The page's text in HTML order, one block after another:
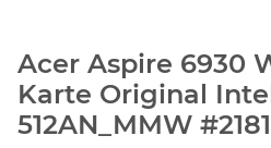
Acer Aspire 6930
Karte Original
512AN_MMW #2181